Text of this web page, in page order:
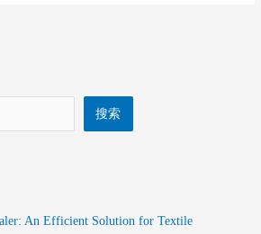
搜索
An Efficient Solution for Textile